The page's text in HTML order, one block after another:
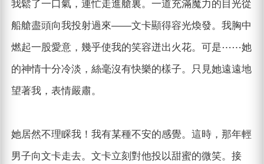
我鬆了一口氣，連忙走進艙裏。一道充滿魔力的目光從
船艙盡頭向我投射過來——文卡顯得容光煥發。我胸中
燃起一股愛意，幾乎使我的笑容迸出火花。可是⋯⋯她
的神情十分冷淡，絲毫沒有快樂的樣子。只見她遠遠地
望著我，表情嚴肅。
她居然不理睬我！我有某種不安的感覺。這時，那年輕
男子向文卡走去。文卡立刻對他投以甜蜜的微笑。接